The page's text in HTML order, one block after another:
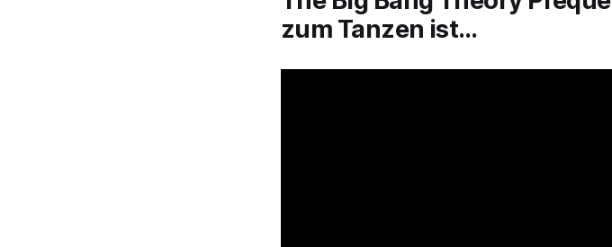
zum Tanzen ist…